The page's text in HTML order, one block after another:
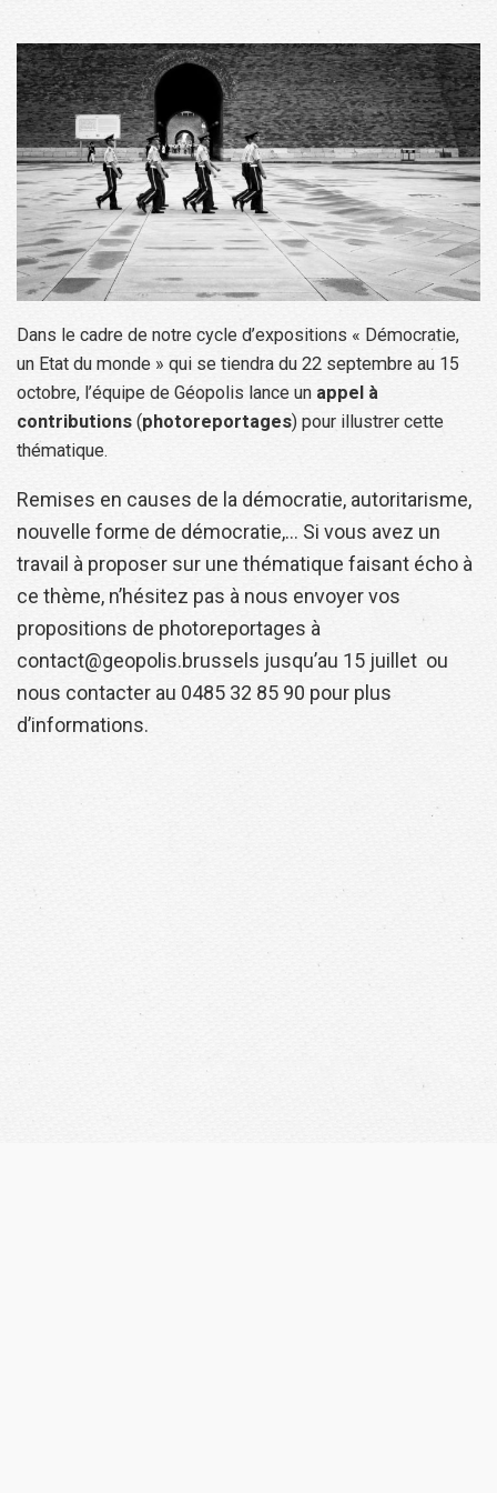
Dans le cadre de notre cycle d’expositions « Démocratie,
un Etat du monde » qui se tiendra du 22 septembre au 15
octobre, l’équipe de Géopolis lance un appel à
contributions (photoreportages) pour illustrer cette
thématique.
Remises en causes de la démocratie, autoritarisme,
nouvelle forme de démocratie,… Si vous avez un
travail à proposer sur une thématique faisant écho à
ce thème, n’hésitez pas à nous envoyer vos
propositions de photoreportages à
contact@geopolis.brussels jusqu’au 15 juillet ou
nous contacter au 0485 32 85 90 pour plus
d’informations.